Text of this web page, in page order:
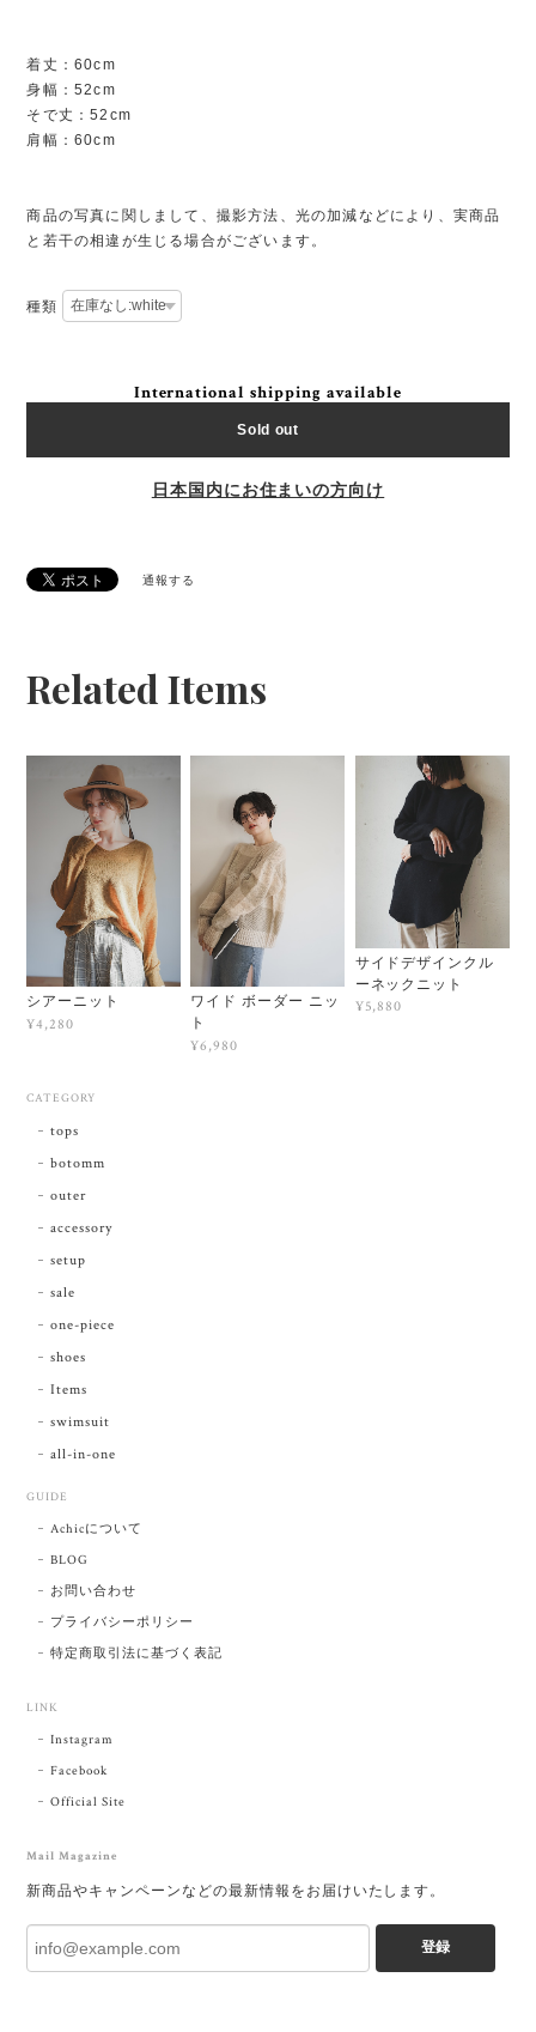
着丈：60cm
身幅：52cm
そで丈：52cm
肩幅：60cm
商品の写真に関しまして、撮影方法、光の加減などにより、実商品
と若干の相違が生じる場合がございます。
種類
International shipping available
Sold out
日本国内にお住まいの方向け
通報する
Related Items
シアーニット
¥4,280
ワイド ボーダー ニッ
ト
¥6,980
サイドデザインクル
ーネックニット
¥5,880
CATEGORY
tops
botomm
outer
accessory
setup
sale
one-piece
shoes
Items
swimsuit
all-in-one
GUIDE
Achicについて
BLOG
お問い合わせ
プライバシーポリシー
特定商取引法に基づく表記
LINK
Instagram
Facebook
Official Site
Mail Magazine
新商品やキャンペーンなどの最新情報をお届けいたします。
登録